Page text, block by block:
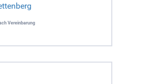
Vereinbarung